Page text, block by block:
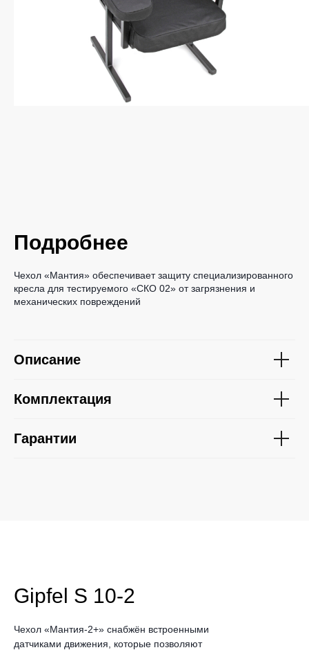
Подробнее
Чехол «Мантия» обеспечивает защиту специализированного
кресла для тестируемого «СКО 02» от загрязнения и
механических повреждений
Описание
Комплектация
Гарантии
Gipfel S 10-2
Чехол «Мантия-2+» снабжён встроенными
датчиками движения, которые позволяют